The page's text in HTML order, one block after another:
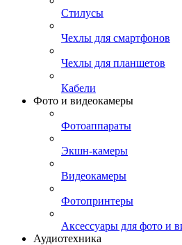
Стилусы
Чехлы для смартфонов
Чехлы для планшетов
Кабели
Фото и видеокамеры
Фотоаппараты
Экшн-камеры
Видеокамеры
Фотопринтеры
Аксессуары для фото и
Аудиотехника